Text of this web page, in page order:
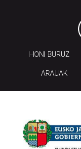
HONI BURUZ
ARAUAK